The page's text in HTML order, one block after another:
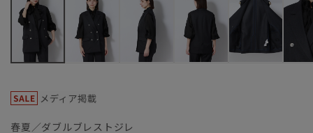
春夏／ダブルブレストジレ